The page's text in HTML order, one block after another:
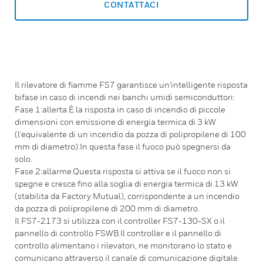
CONTATTACI
Il rilevatore di fiamme FS7 garantisce un'intelligente risposta
bifase in caso di incendi nei banchi umidi semiconduttori:
Fase 1:allerta.È la risposta in caso di incendio di piccole
dimensioni con emissione di energia termica di 3 kW
(l'equivalente di un incendio da pozza di polipropilene di 100
mm di diametro).In questa fase il fuoco può spegnersi da
solo.
Fase 2:allarme.Questa risposta si attiva se il fuoco non si
spegne e cresce fino alla soglia di energia termica di 13 kW
(stabilita da Factory Mutual), corrispondente a un incendio
da pozza di polipropilene di 200 mm di diametro.
Il FS7-2173 si utilizza con il controller FS7-130-SX o il
pannello di controllo FSWB.Il controller e il pannello di
controllo alimentano i rilevatori, ne monitorano lo stato e
comunicano attraverso il canale di comunicazione digitale